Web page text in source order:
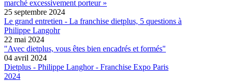
marché excessivement porteur »
25 septembre 2024
Le grand entretien - La franchise dietplus, 5 questions à
Philippe Langohr
22 mai 2024
"Avec dietplus, vous êtes bien encadrés et formés"
04 avril 2024
Dietplus - Philippe Langhor - Franchise Expo Paris
2024